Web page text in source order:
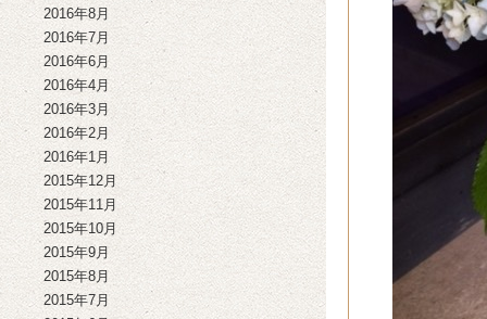
2016年8月
2016年7月
2016年6月
2016年4月
2016年3月
2016年2月
2016年1月
2015年12月
2015年11月
2015年10月
2015年9月
2015年8月
2015年7月